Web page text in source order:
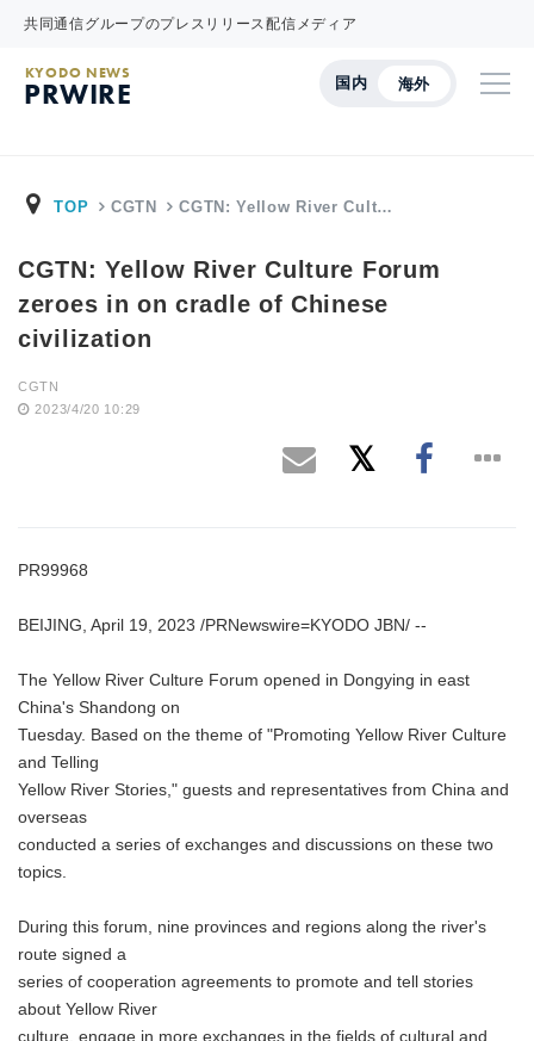
共同通信グループのプレスリリース配信メディア
国内 海外
KYODO NEWS
PRWIRE
TOP CGTN CGTN: Yellow River Cult…
CGTN: Yellow River Culture Forum
zeroes in on cradle of Chinese
civilization
CGTN
2023/4/20 10:29
PR99968
BEIJING, April 19, 2023 /PRNewswire=KYODO JBN/ --
The Yellow River Culture Forum opened in Dongying in east
China's Shandong on
Tuesday. Based on the theme of "Promoting Yellow River Culture
and Telling
Yellow River Stories," guests and representatives from China and
overseas
conducted a series of exchanges and discussions on these two
topics.
During this forum, nine provinces and regions along the river's
route signed a
series of cooperation agreements to promote and tell stories
about Yellow River
culture, engage in more exchanges in the fields of cultural and